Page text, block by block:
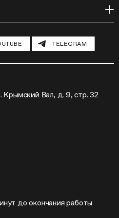
искусства
TELEGRAM
Крымский Вал, д. 9, стр. 32
до окончания работы